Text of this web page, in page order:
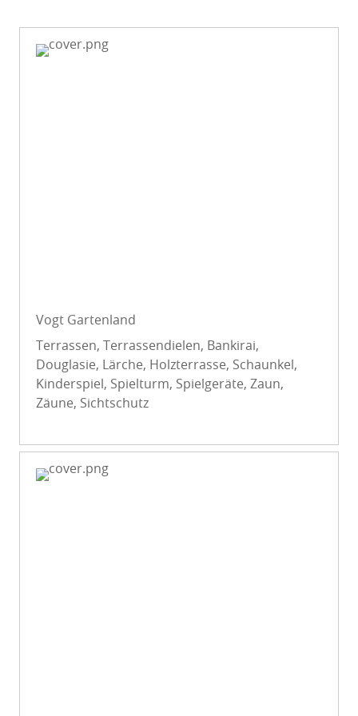
Vogt Gartenland
Terrassen, Terrassendielen, Bankirai,
Douglasie, Lärche, Holzterrasse, Schaunkel,
Kinderspiel, Spielturm, Spielgeräte, Zaun,
Zäune, Sichtschutz